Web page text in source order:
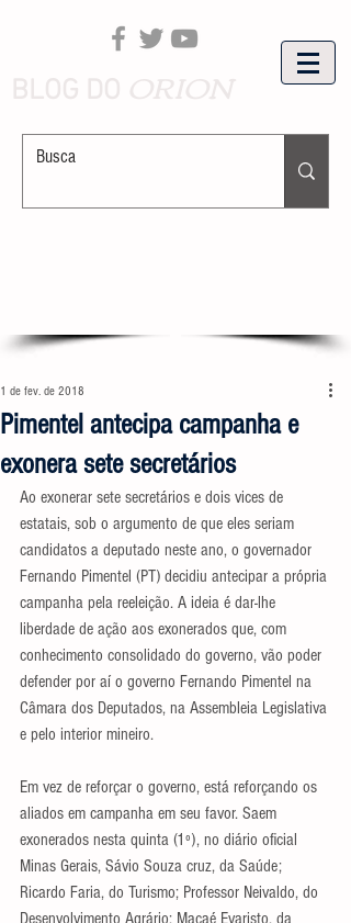
Pimentel antecipa campanha e
exonera sete secretários
1 de fev. de 2018
Ao exonerar sete secretários e dois vices de
estatais, sob o argumento de que eles seriam
candidatos a deputado neste ano, o governador
Fernando Pimentel (PT) decidiu antecipar a própria
campanha pela reeleição. A ideia é dar-lhe
liberdade de ação aos exonerados que, com
conhecimento consolidado do governo, vão poder
defender por aí o governo Fernando Pimentel na
Câmara dos Deputados, na Assembleia Legislativa
e pelo interior mineiro.
Em vez de reforçar o governo, está reforçando os
aliados em campanha em seu favor. Saem
exonerados nesta quinta (1º), no diário oficial
Minas Gerais, Sávio Souza cruz, da Saúde;
Ricardo Faria, do Turismo; Professor Neivaldo, do
Desenvolvimento Agrário; Macaé Evaristo, da